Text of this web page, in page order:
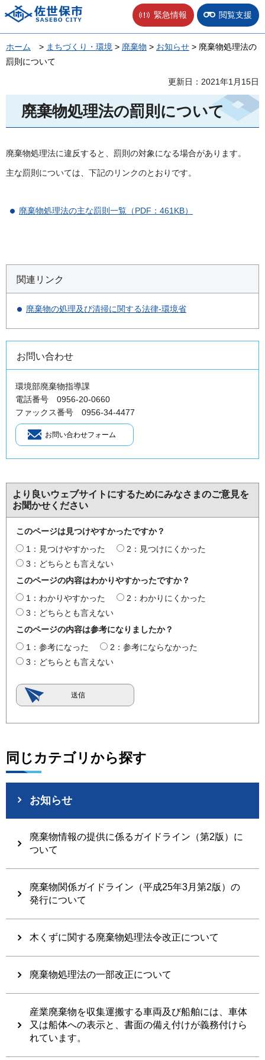
佐世保市 緊急情報 閲覧支援
ホーム > まちづくり・環境 > 廃棄物 > お知らせ > 廃棄物処理法の
罰則について
更新日：2021年1月15日
廃棄物処理法の罰則について
廃棄物処理法に違反すると、罰則の対象になる場合があります。
主な罰則については、下記のリンクのとおりです。
廃棄物処理法の主な罰則一覧（PDF：461KB）
関連リンク
廃棄物の処理及び清掃に関する法律-環境省
お問い合わせ
環境部廃棄物指導課
電話番号 0956-20-0660
ファックス番号 0956-34-4477
より良いウェブサイトにするためにみなさまのご意見を
お聞かせください
このページは見つけやすかったですか？
1：見つけやすかった
2：見つけにくかった
3：どちらとも言えない
このページの内容はわかりやすかったですか？
1：わかりやすかった
2：わかりにくかった
3：どちらとも言えない
このページの内容は参考になりましたか？
1：参考になった
2：参考にならなかった
3：どちらとも言えない
同じカテゴリから探す
お知らせ
廃棄物情報の提供に係るガイドライン（第2版）に
ついて
廃棄物関係ガイドライン（平成25年3月第2版）の
発行について
木くずに関する廃棄物処理法令改正について
廃棄物処理法の一部改正について
産業廃棄物を収集運搬する車両及び船舶には、車体
又は船体への表示と、書面の備え付けが義務付けら
れています。